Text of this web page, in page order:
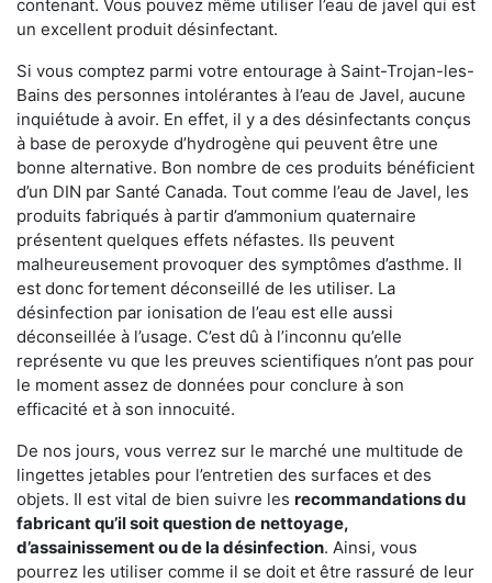
contenant. Vous pouvez même utiliser l’eau de javel qui est
un excellent produit désinfectant.
Si vous comptez parmi votre entourage à Saint-Trojan-les-
Bains des personnes intolérantes à l’eau de Javel, aucune
inquiétude à avoir. En effet, il y a des désinfectants conçus
à base de peroxyde d’hydrogène qui peuvent être une
bonne alternative. Bon nombre de ces produits bénéficient
d’un DIN par Santé Canada. Tout comme l’eau de Javel, les
produits fabriqués à partir d’ammonium quaternaire
présentent quelques effets néfastes. Ils peuvent
malheureusement provoquer des symptômes d’asthme. Il
est donc fortement déconseillé de les utiliser. La
désinfection par ionisation de l’eau est elle aussi
déconseillée à l’usage. C’est dû à l’inconnu qu’elle
représente vu que les preuves scientifiques n’ont pas pour
le moment assez de données pour conclure à son
efficacité et à son innocuité.
De nos jours, vous verrez sur le marché une multitude de
lingettes jetables pour l’entretien des surfaces et des
objets. Il est vital de bien suivre les recommandations du
fabricant qu’il soit question de nettoyage,
d’assainissement ou de la désinfection. Ainsi, vous
pourrez les utiliser comme il se doit et être rassuré de leur